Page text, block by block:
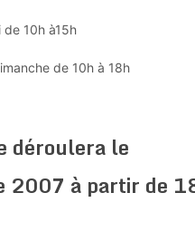
10h à15h
de 10h à 18h
déroulera le
2007 à partir de